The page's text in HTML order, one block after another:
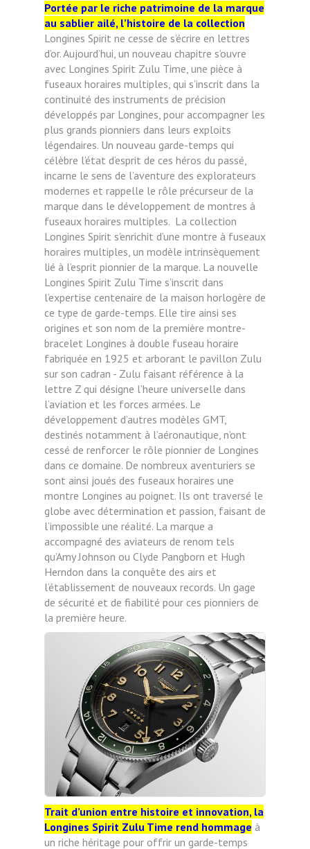
Portée par le riche patrimoine de la marque
au sablier ailé, l’histoire de la collection
Longines Spirit ne cesse de s’écrire en lettres
d’or. Aujourd’hui, un nouveau chapitre s’ouvre
avec Longines Spirit Zulu Time, une pièce à
fuseaux horaires multiples, qui s’inscrit dans la
continuité des instruments de précision
développés par Longines, pour accompagner les
plus grands pionniers dans leurs exploits
légendaires. Un nouveau garde-temps qui
célèbre l’état d’esprit de ces héros du passé,
incarne le sens de l’aventure des explorateurs
modernes et rappelle le rôle précurseur de la
marque dans le développement de montres à
fuseaux horaires multiples. La collection
Longines Spirit s’enrichit d’une montre à fuseaux
horaires multiples, un modèle intrinsèquement
lié à l’esprit pionnier de la marque. La nouvelle
Longines Spirit Zulu Time s’inscrit dans
l’expertise centenaire de la maison horlogère de
ce type de garde-temps. Elle tire ainsi ses
origines et son nom de la première montre-
bracelet Longines à double fuseau horaire
fabriquée en 1925 et arborant le pavillon Zulu
sur son cadran - Zulu faisant référence à la
lettre Z qui désigne l’heure universelle dans
l’aviation et les forces armées. Le
développement d’autres modèles GMT,
destinés notamment à l’aéronautique, n’ont
cessé de renforcer le rôle pionnier de Longines
dans ce domaine. De nombreux aventuriers se
sont ainsi joués des fuseaux horaires une
montre Longines au poignet. Ils ont traversé le
globe avec détermination et passion, faisant de
l’impossible une réalité. La marque a
accompagné des aviateurs de renom tels
qu’Amy Johnson ou Clyde Pangborn et Hugh
Herndon dans la conquête des airs et
l’établissement de nouveaux records. Un gage
de sécurité et de fiabilité pour ces pionniers de
la première heure.
Trait d’union entre histoire et innovation, la
Longines Spirit Zulu Time rend hommage à
un riche héritage pour offrir un garde-temps